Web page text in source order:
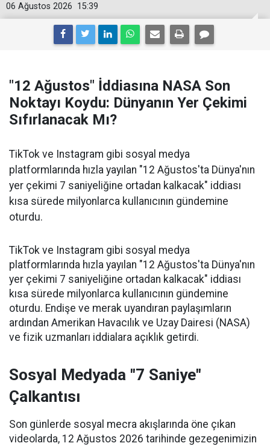
15:39
06 Ağustos 2026
"12 Ağustos" İddiasına NASA Son
Noktayı Koydu: Dünyanın Yer Çekimi
Sıfırlanacak Mı?
TikTok ve Instagram gibi sosyal medya
platformlarında hızla yayılan "12 Ağustos'ta Dünya'nın
yer çekimi 7 saniyeliğine ortadan kalkacak" iddiası
kısa sürede milyonlarca kullanıcının gündemine
oturdu.
TikTok ve Instagram gibi sosyal medya
platformlarında hızla yayılan "12 Ağustos'ta Dünya'nın
yer çekimi 7 saniyeliğine ortadan kalkacak" iddiası
kısa sürede milyonlarca kullanıcının gündemine
oturdu. Endişe ve merak uyandıran paylaşımların
ardından Amerikan Havacılık ve Uzay Dairesi (NASA)
ve fizik uzmanları iddialara açıklık getirdi.
Sosyal Medyada "7 Saniye"
Çalkantısı
Son günlerde sosyal mecra akışlarında öne çıkan
videolarda, 12 Ağustos 2026 tarihinde gezegenimizin